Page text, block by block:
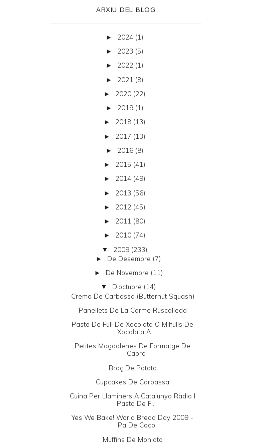
ARXIU DEL BLOG
► 2024 (1)
► 2023 (5)
► 2022 (1)
► 2021 (8)
► 2020 (22)
► 2019 (1)
► 2018 (13)
► 2017 (13)
► 2016 (8)
► 2015 (41)
► 2014 (49)
► 2013 (56)
► 2012 (45)
► 2011 (80)
► 2010 (74)
▼ 2009 (233)
► De Desembre (7)
► De Novembre (11)
▼ D’octubre (14)
Crema De Carbassa (butternut Squash)
Panellets De La Carme Ruscalleda
Pasta De Full De Xocolata O Milfulls De
Xocolata A...
Petites Magdalenes De Formatge De
Cabra
Braç De Patata
Cupcakes De Carbassa
Cuina Per Llaminers A Catalunya Ràdio I
Pasta De F...
Yes We Bake! World Bread Day 2009 -
Pa De Coco
Muffins De Moniato